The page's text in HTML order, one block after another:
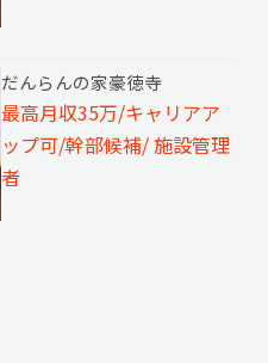
だんらんの家豪徳寺
最高月収35万/キャリアア
ップ可/幹部候補/ 施設管理
者